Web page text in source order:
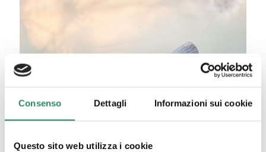
Consenso Dettagli Informazioni sui cookie
Questo sito web utilizza i cookie
6 Ottobre 2025